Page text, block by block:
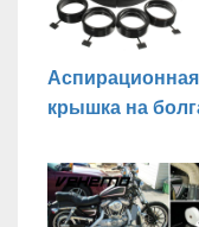
Аспирационная
крышка на